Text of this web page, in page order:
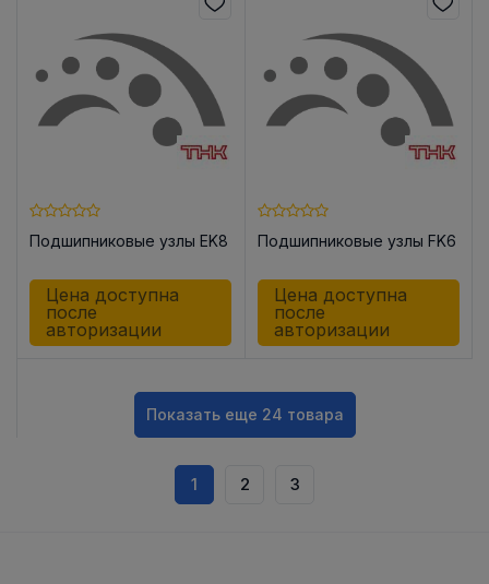
Подшипниковые узлы EK8
Цена доступна
после
авторизации
Подшипниковые узлы FK6
Цена доступна
после
авторизации
Показать еще 24 товара
1 2 3